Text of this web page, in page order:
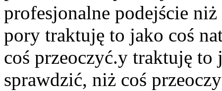
profesjonalne podejście
pory traktuję to jako coś
coś przeoczyć.y traktuję to
sprawdzić, niż coś